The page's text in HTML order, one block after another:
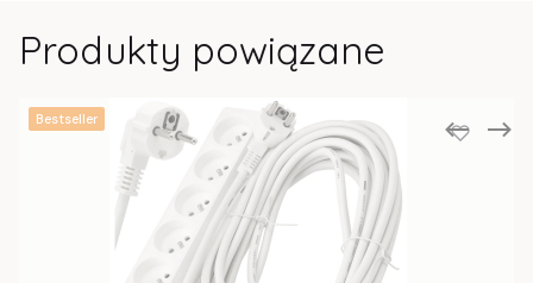
Produkty powiązane
Bestseller